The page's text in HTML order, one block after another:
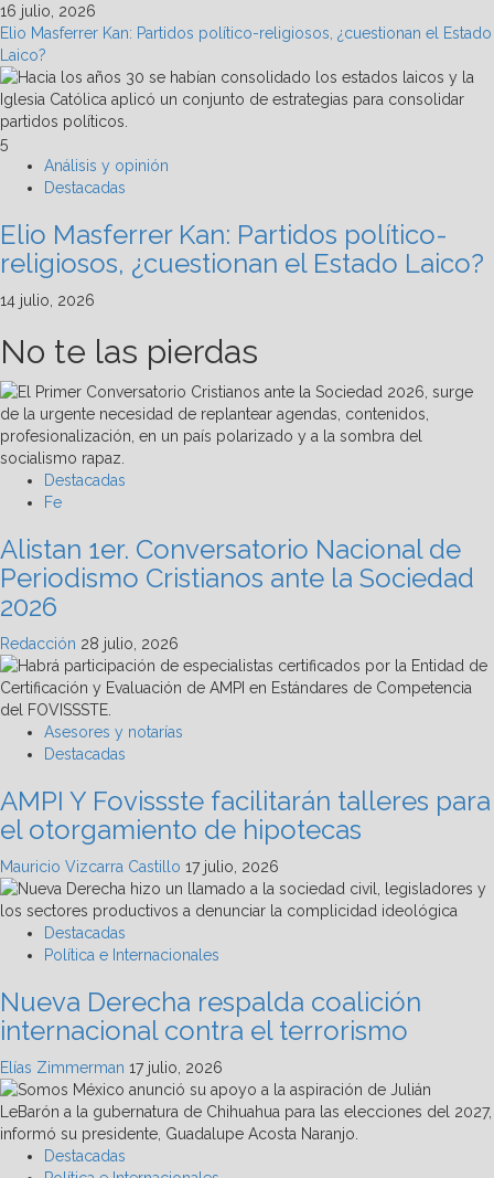
16 julio, 2026
Elio Masferrer Kan: Partidos político-religiosos, ¿cuestionan el Estado
Laico?
5
Análisis y opinión
Destacadas
Elio Masferrer Kan: Partidos político-
religiosos, ¿cuestionan el Estado Laico?
14 julio, 2026
No te las pierdas
Destacadas
Fe
Alistan 1er. Conversatorio Nacional de
Periodismo Cristianos ante la Sociedad
2026
Redacción 28 julio, 2026
Asesores y notarías
Destacadas
AMPI Y Fovissste facilitarán talleres para
el otorgamiento de hipotecas
Mauricio Vizcarra Castillo 17 julio, 2026
Destacadas
Política e Internacionales
Nueva Derecha respalda coalición
internacional contra el terrorismo
Elías Zimmerman 17 julio, 2026
Destacadas